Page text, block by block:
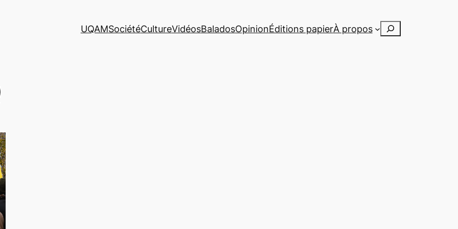
UQAMSociétéCultureVidéosBaladosOpinionÉditions papierÀ propos Rechercher